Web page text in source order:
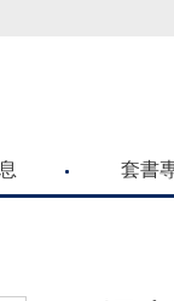
購物網的朋友們，提高警
套書